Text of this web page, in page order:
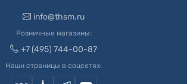
info@thsm.ru
Розничные магазины:
+7 (495) 744-00-87
Наши страницы в соцсетях: